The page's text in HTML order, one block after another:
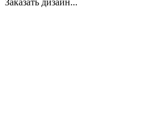
Заказать дизайн...